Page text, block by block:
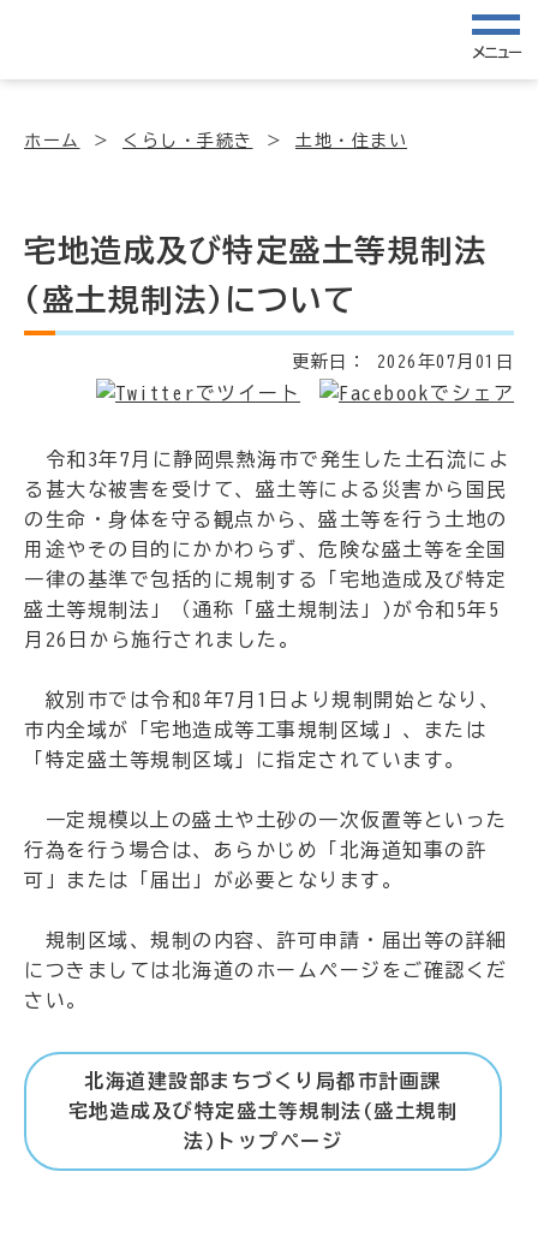
メニュー
ホーム くらし・手続き 土地・住まい
宅地造成及び特定盛土等規制法
(盛土規制法)について
更新日： 2026年07月01日
令和3年7月に静岡県熱海市で発生した土石流によ
る甚大な被害を受けて、盛土等による災害から国民
の生命・身体を守る観点から、盛土等を行う土地の
用途やその目的にかかわらず、危険な盛土等を全国
一律の基準で包括的に規制する「宅地造成及び特定
盛土等規制法」（通称「盛土規制法」)が令和5年5
月26日から施行されました。
紋別市では令和8年7月1日より規制開始となり、
市内全域が「宅地造成等工事規制区域」、または
「特定盛土等規制区域」に指定されています。
一定規模以上の盛土や土砂の一次仮置等といった
行為を行う場合は、あらかじめ「北海道知事の許
可」または「届出」が必要となります。
規制区域、規制の内容、許可申請・届出等の詳細
につきましては北海道のホームページをご確認くだ
さい。
北海道建設部まちづくり局都市計画課
宅地造成及び特定盛土等規制法(盛土規制
法)トップページ